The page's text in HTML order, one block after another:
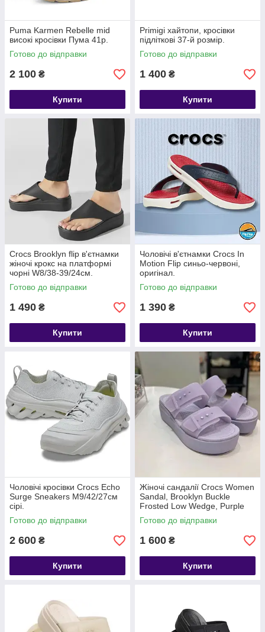
Puma Karmen Rebelle mid
високі кросівки Пума 41р.
Готово до відправки
2 100 ₴
Купити
Primigi хайтопи, кросівки
підліткові 37-й розмір.
Готово до відправки
1 400 ₴
Купити
Crocs Brooklyn flip в'єтнамки
жіночі крокс на платформі
чорні W8/38-39/24см.
Готово до відправки
1 490 ₴
Купити
Чоловічі в'єтнамки Crocs In
Motion Flip синьо-червоні,
оригінал.
Готово до відправки
1 390 ₴
Купити
Чоловічі кросівки Crocs Echo
Surge Sneakers M9/42/27см
сірі.
Готово до відправки
2 600 ₴
Купити
Жіночі сандалії Crocs Women
Sandal, Brooklyn Buckle
Frosted Low Wedge, Purple
Moon, прозоро-фіолетовий
Готово до відправки
1 600 ₴
Купити